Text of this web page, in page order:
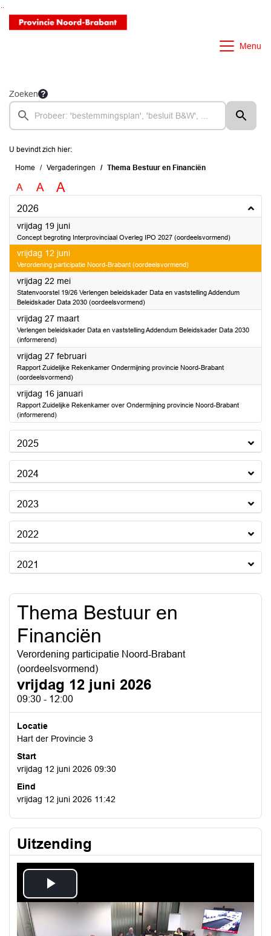
Ga naar de inhoud van deze pagina
Ga naar het zoeken
Ga naar het menu
Menu
Zoeken
U bevindt zich hier:
Home Vergaderingen Thema Bestuur en Financiën
A A A
2026
vrijdag 19 juni2026
Concept begroting Interprovinciaal Overleg IPO 2027 (oordeelsvormend)
vrijdag 12 juni2026
Verordening participatie Noord-Brabant (oordeelsvormend)
vrijdag 22 mei2026
Statenvoorstel 19/26 Verlengen beleidskader Data en vaststelling Addendum
Beleidskader Data 2030 (oordeelsvormend)
vrijdag 27 maart2026
Verlengen beleidskader Data en vaststelling Addendum Beleidskader Data 2030
(informerend)
vrijdag 27 februari2026
Rapport Zuidelijke Rekenkamer Ondermijning provincie Noord-Brabant
(oordeelsvormend)
vrijdag 16 januari2026
Rapport Zuidelijke Rekenkamer over Ondermijning provincie Noord-Brabant
(informerend)
2025
2024
2023
2022
2021
Thema Bestuur en
Financiën
Verordening participatie Noord-Brabant
(oordeelsvormend)
vrijdag 12 juni 2026
09:30 - 12:00
Locatie
Hart der Provincie 3
Start
vrijdag 12 juni 2026 09:30
Eind
vrijdag 12 juni 2026 11:42
Uitzending
Play
Video